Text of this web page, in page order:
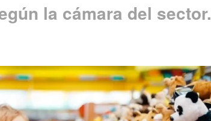
la cámara del sector.